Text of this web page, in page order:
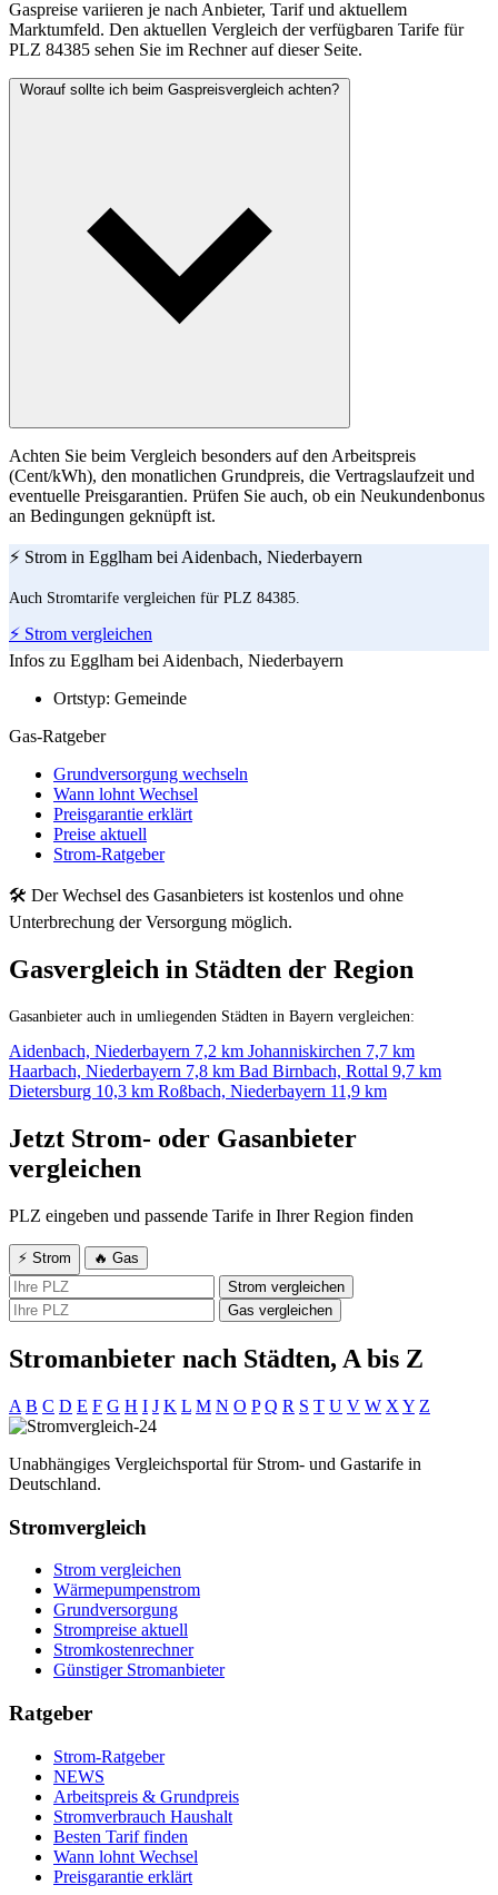
Gaspreise variieren je nach Anbieter, Tarif und aktuellem
Marktumfeld. Den aktuellen Vergleich der verfügbaren Tarife für
PLZ 84385 sehen Sie im Rechner auf dieser Seite.
Worauf sollte ich beim Gaspreisvergleich achten?
Achten Sie beim Vergleich besonders auf den Arbeitspreis
(Cent/kWh), den monatlichen Grundpreis, die Vertragslaufzeit und
eventuelle Preisgarantien. Prüfen Sie auch, ob ein Neukundenbonus
an Bedingungen geknüpft ist.
⚡ Strom in Egglham bei Aidenbach, Niederbayern
Auch Stromtarife vergleichen für PLZ 84385.
⚡ Strom vergleichen
Infos zu Egglham bei Aidenbach, Niederbayern
Ortstyp: Gemeinde
Gas-Ratgeber
Grundversorgung wechseln
Wann lohnt Wechsel
Preisgarantie erklärt
Preise aktuell
Strom-Ratgeber
🛠 Der Wechsel des Gasanbieters ist kostenlos und ohne
Unterbrechung der Versorgung möglich.
Gasvergleich in Städten der Region
Gasanbieter auch in umliegenden Städten in Bayern vergleichen:
Aidenbach, Niederbayern 7,2 km Johanniskirchen 7,7 km
Haarbach, Niederbayern 7,8 km Bad Birnbach, Rottal 9,7 km
Dietersburg 10,3 km Roßbach, Niederbayern 11,9 km
Jetzt Strom- oder Gasanbieter
vergleichen
PLZ eingeben und passende Tarife in Ihrer Region finden
⚡ Strom
🔥 Gas
Strom vergleichen
Gas vergleichen
Stromanbieter nach Städten, A bis Z
A B C D E F G H I J K L M N O P Q R S T U V W X Y Z
Unabhängiges Vergleichsportal für Strom- und Gastarife in
Deutschland.
Stromvergleich
Strom vergleichen
Wärmepumpenstrom
Grundversorgung
Strompreise aktuell
Stromkostenrechner
Günstiger Stromanbieter
Ratgeber
Strom-Ratgeber
NEWS
Arbeitspreis & Grundpreis
Stromverbrauch Haushalt
Besten Tarif finden
Wann lohnt Wechsel
Preisgarantie erklärt